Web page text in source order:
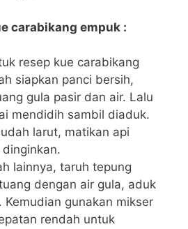
carabikang empuk :
resep kue carabikang
siapkan panci bersih,
gula pasir dan air. Lalu
mendidih sambil diaduk.
larut, matikan api
lainnya, taruh tepung
dengan air gula, aduk
Kemudian gunakan mikser
rendah untuk